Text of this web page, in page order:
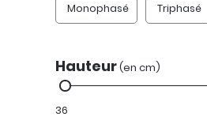
Monophasé Triphasé
Hauteur(en cm)
36